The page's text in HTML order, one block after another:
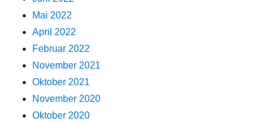
Mai 2022
April 2022
Februar 2022
November 2021
Oktober 2021
November 2020
Oktober 2020